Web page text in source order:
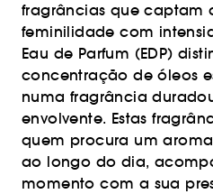
fragrâncias que captam
feminilidade com
Eau de Parfum (EDP)
concentração de óleos
numa fragrância
envolvente. Estas
quem procura um
ao longo do dia,
momento com a sua